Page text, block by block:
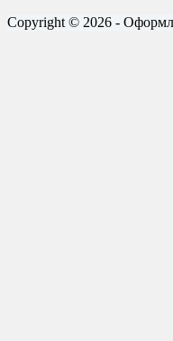
Copyright © 2026 -